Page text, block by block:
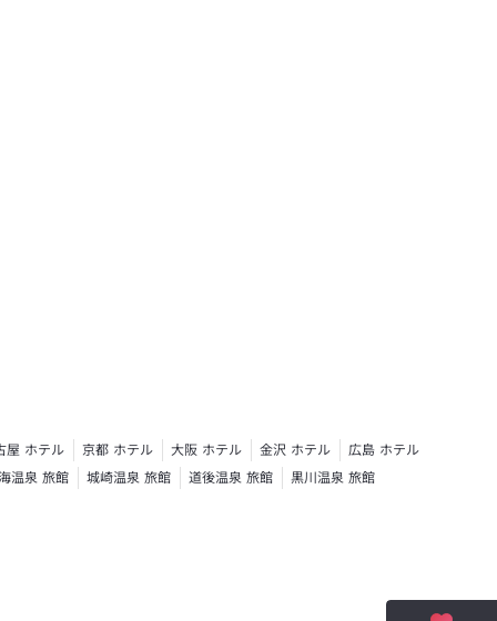
屋 ホテル 京都 ホテル 大阪 ホテル 金沢 ホテル
広島 ホテル
温泉 旅館
城崎温泉 旅館 道後温泉 旅館 黒川温泉 旅館